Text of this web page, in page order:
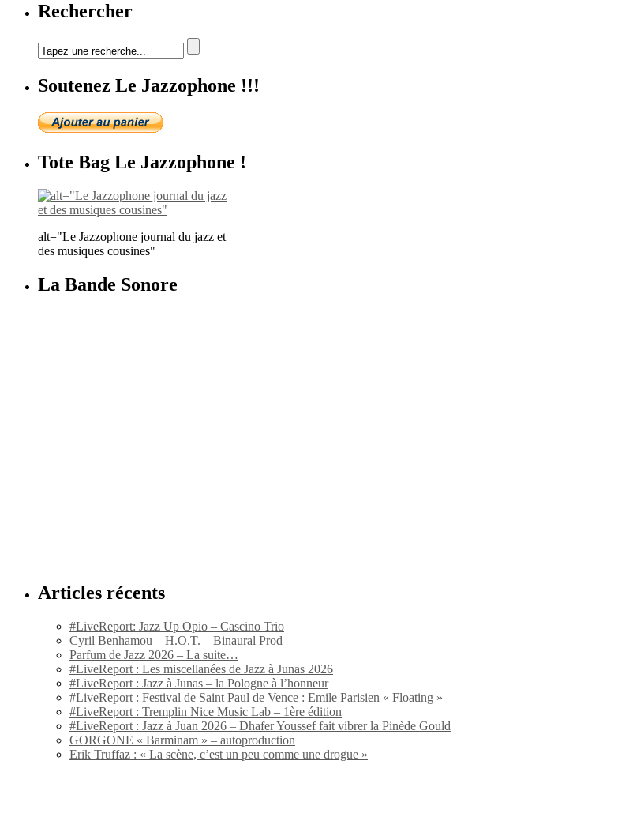
Rechercher
Soutenez Le Jazzophone !!!
Tote Bag Le Jazzophone !
alt="Le Jazzophone journal du jazz et
des musiques cousines"
La Bande Sonore
Articles récents
#LiveReport: Jazz Up Opio – Cascino Trio
Cyril Benhamou – H.O.T. – Binaural Prod
Parfum de Jazz 2026 – La suite…
#LiveReport : Les miscellanées de Jazz à Junas 2026
#LiveReport : Jazz à Junas – la Pologne à l’honneur
#LiveReport : Festival de Saint Paul de Vence : Emile Parisien « Floating »
#LiveReport : Tremplin Nice Music Lab – 1ère édition
#LiveReport : Jazz à Juan 2026 – Dhafer Youssef fait vibrer la Pinède Gould
GORGONE « Barminam » – autoproduction
Erik Truffaz : « La scène, c’est un peu comme une drogue »